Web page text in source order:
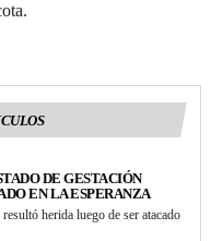
DE GESTACIÓN
EN LA ESPERANZA
herida luego de ser atacado